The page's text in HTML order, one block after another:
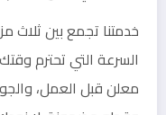
خدمتنا تجمع بين ثلاث
السرعة التي تحترم
معلن قبل العمل،